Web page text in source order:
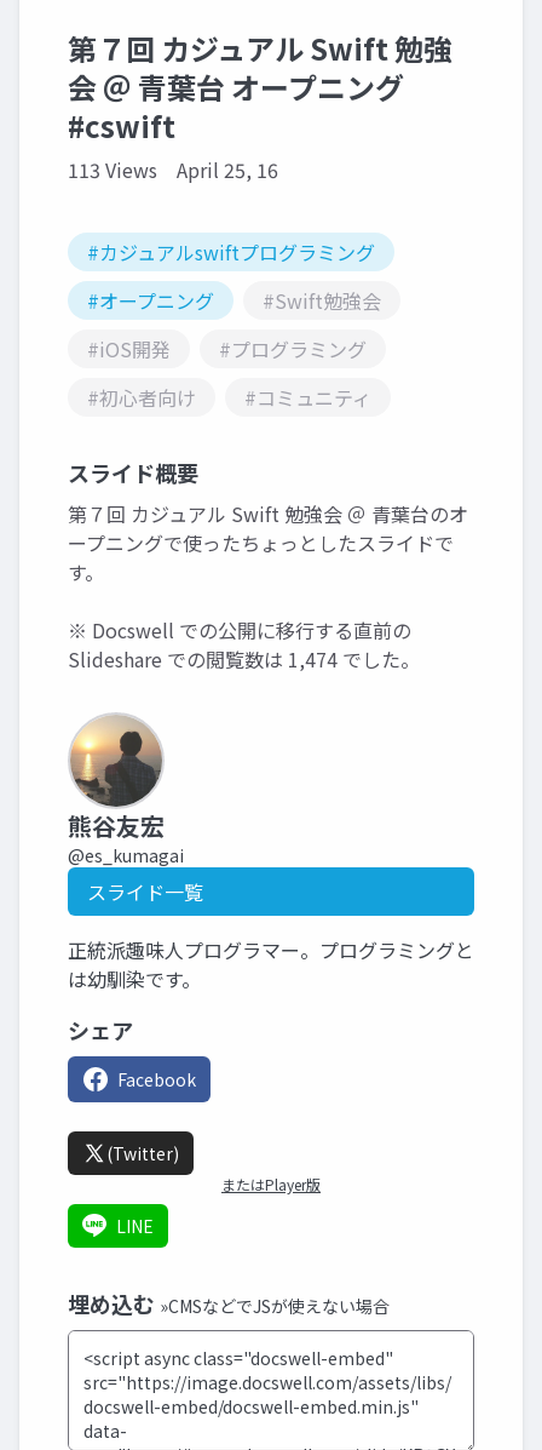
第７回 カジュアル Swift 勉強
会 ＠ 青葉台 オープニング
#cswift
113 Views April 25, 16
#カジュアルswiftプログラミング
#オープニング
#Swift勉強会
#iOS開発
#プログラミング
#初心者向け
#コミュニティ
スライド概要
第７回 カジュアル Swift 勉強会 ＠ 青葉台のオ
ープニングで使ったちょっとしたスライドで
す。
※ Docswell での公開に移行する直前の
Slideshare での閲覧数は 1,474 でした。
熊谷友宏
@es_kumagai
スライド一覧
正統派趣味人プログラマー。プログラミングと
は幼馴染です。
シェア
Facebook
(Twitter)
またはPlayer版
LINE
埋め込む »CMSなどでJSが使えない場合